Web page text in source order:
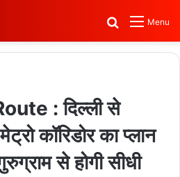
Menu
Search for
: दिल्ली से
कॉरिडोर का प्लान
से होगी सीधी